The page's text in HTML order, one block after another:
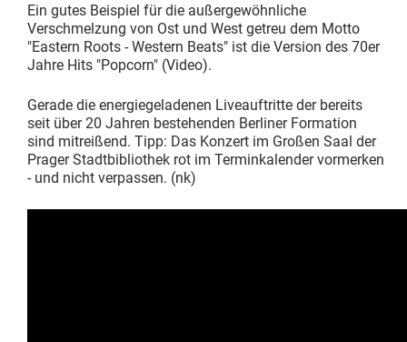
Ein gutes Beispiel für die außergewöhnliche
Verschmelzung von Ost und West getreu dem Motto
"Eastern Roots - Western Beats" ist die Version des 70er
Jahre Hits "Popcorn" (Video).
Gerade die energiegeladenen Liveauftritte der bereits
seit über 20 Jahren bestehenden Berliner Formation
sind mitreißend. Tipp: Das Konzert im Großen Saal der
Prager Stadtbibliothek rot im Terminkalender vormerken
- und nicht verpassen. (nk)